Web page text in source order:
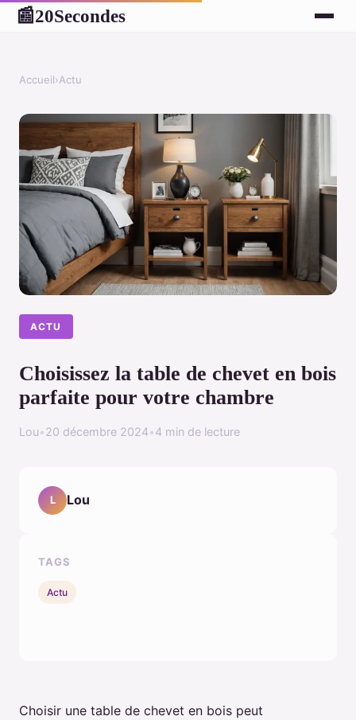
📰20Secondes
Accueil›Actu
ACTU
Choisissez la table de chevet en bois
parfaite pour votre chambre
Lou•20 décembre 2024•4 min de lecture
Choisir une table de chevet en bois peut
L Lou
TAGS
Actu